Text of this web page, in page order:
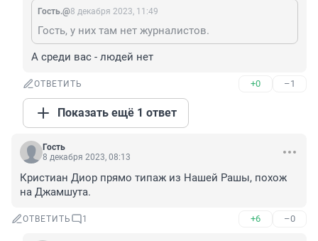
Гость.@8 декабря 2023, 11:49
Гость, у них там нет журналистов.
А среди вас - людей нет
ОТВЕТИТЬ +0 –1
Показать ещё 1 ответ
Гость
8 декабря 2023, 08:13
Кристиан Диор прямо типаж из Нашей Рашы, похож
на Джамшута.
ОТВЕТИТЬ 1 +6 –0